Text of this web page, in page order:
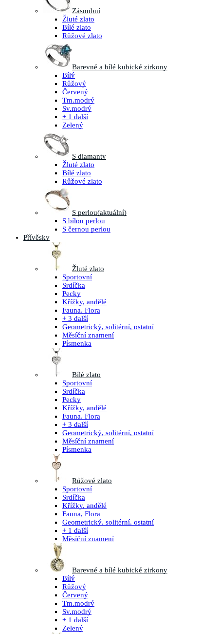
Zásnubní
Žluté zlato
Bílé zlato
Růžové zlato
Barevné a bílé kubické zirkony
Bílý
Růžový
Červený
Tm.modrý
Sv.modrý
+ 1 další
Zelený
S diamanty
Žluté zlato
Bílé zlato
Růžové zlato
S perlou(aktuální)
S bílou perlou
S černou perlou
Přívěsky
Žluté zlato
Sportovní
Srdíčka
Pecky
Křížky, andělé
Fauna, Flora
+ 3 další
Geometrický, solitérní, ostatní
Měsíční znamení
Písmenka
Bílé zlato
Sportovní
Srdíčka
Pecky
Křížky, andělé
Fauna, Flora
+ 3 další
Geometrický, solitérní, ostatní
Měsíční znamení
Písmenka
Růžové zlato
Sportovní
Srdíčka
Křížky, andělé
Fauna, Flora
Geometrický, solitérní, ostatní
+ 1 další
Měsíční znamení
Barevné a bílé kubické zirkony
Bílý
Růžový
Červený
Tm.modrý
Sv.modrý
+ 1 další
Zelený